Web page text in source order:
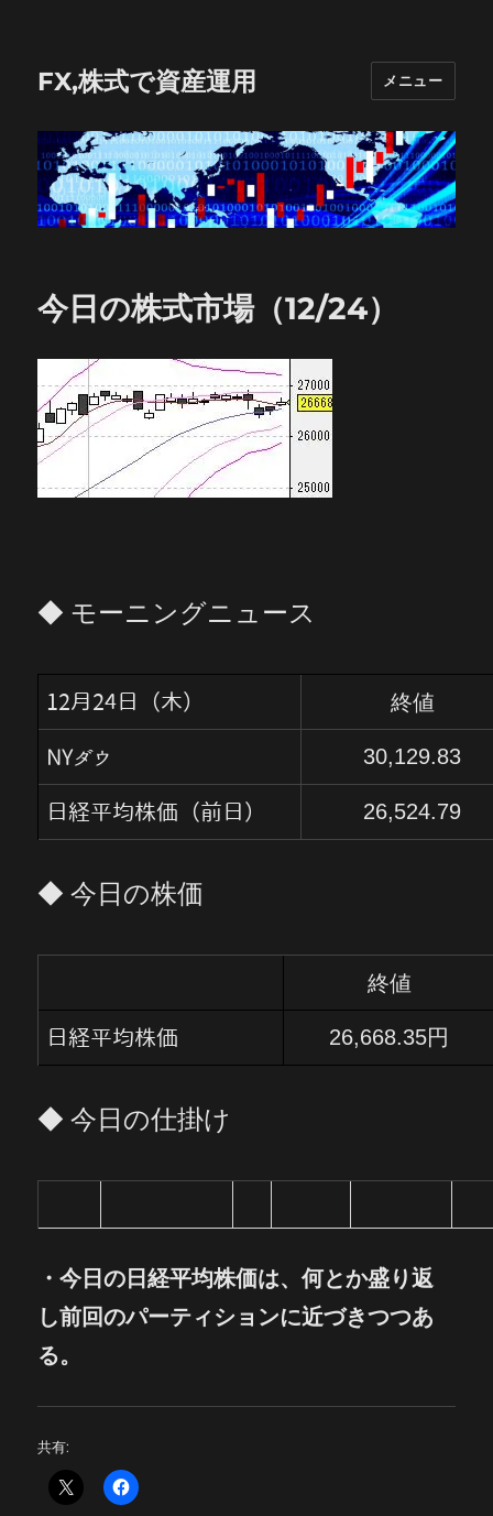
FX,株式で資産運用 メニュー
今日の株式市場（12/24）
◆ モーニングニュース
12月24日（木） 終値
NYダウ 30,129.83
日経平均株価（前日） 26,524.79
◆ 今日の株価
終値
日経平均株価 26,668.35円
◆ 今日の仕掛け
・今日の日経平均株価は、何とか盛り返
し前回のパーティションに近づきつつあ
る。
共有: